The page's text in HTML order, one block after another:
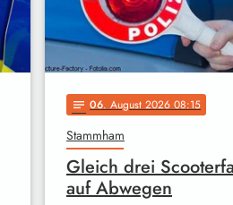
notes 06. August 2026 08:15
Stammham
Gleich drei
auf Abwegen